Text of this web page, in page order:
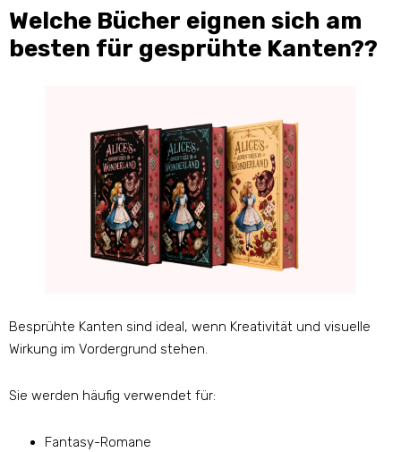
Welche Bücher eignen sich am
besten für gesprühte Kanten??
Besprühte Kanten sind ideal, wenn Kreativität und visuelle
Wirkung im Vordergrund stehen.
Sie werden häufig verwendet für:
Fantasy-Romane